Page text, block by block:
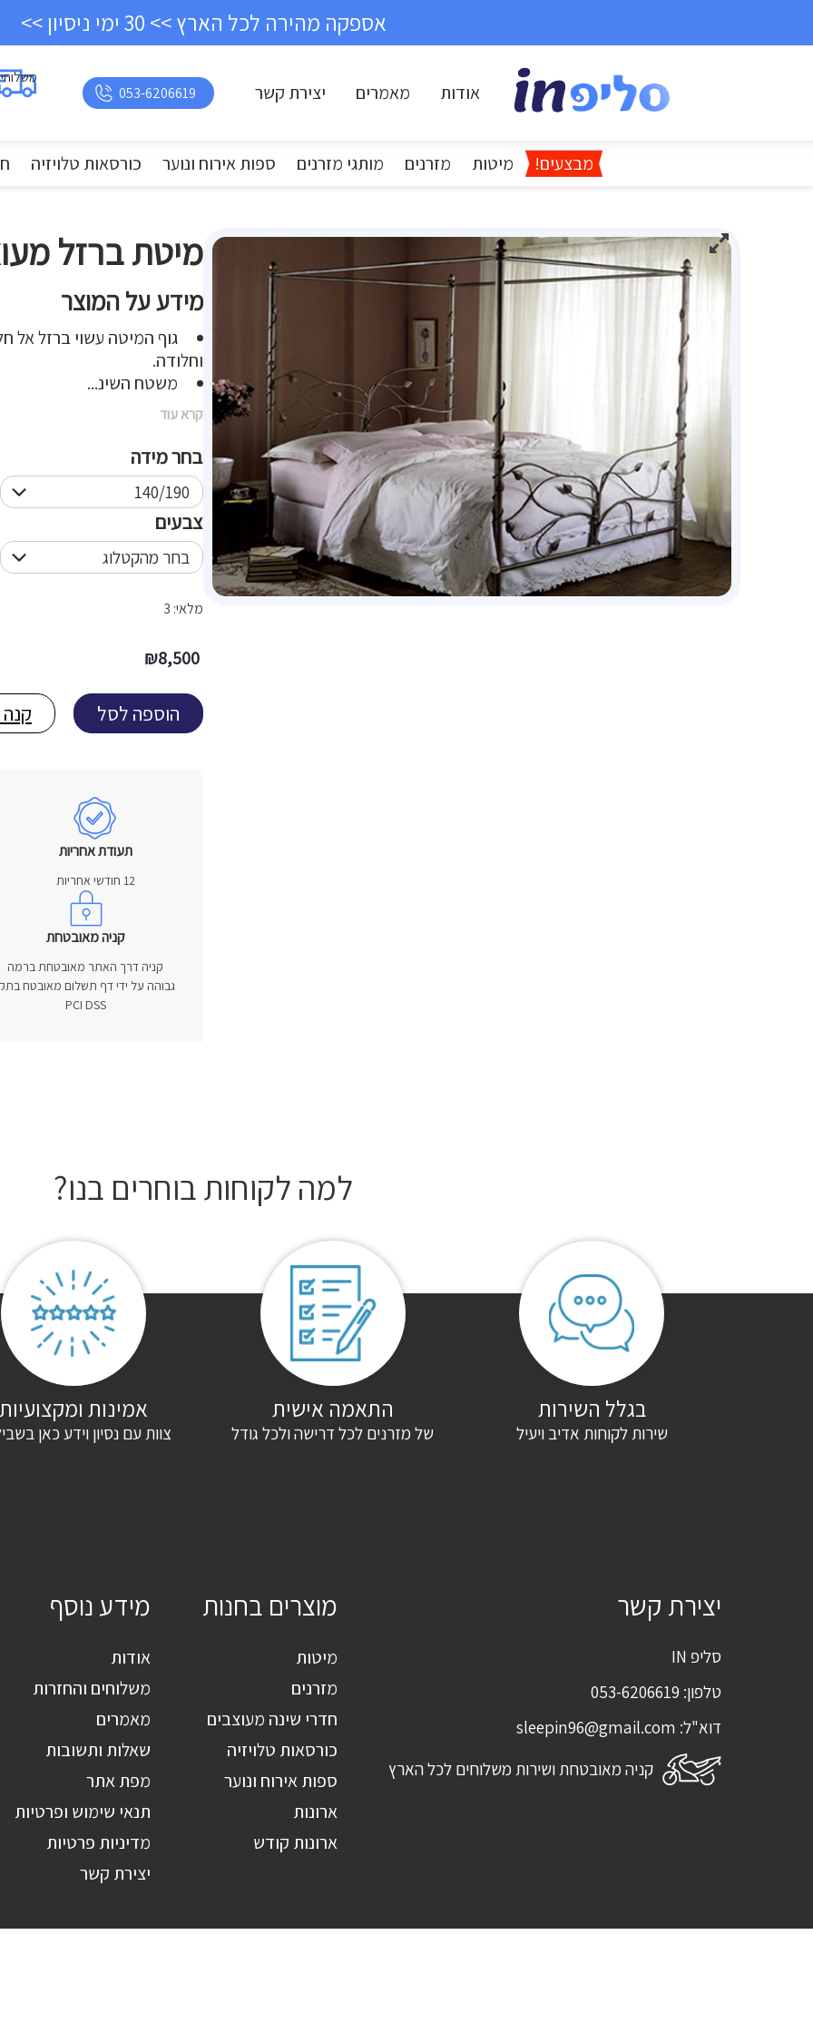
אספקה מהירה לכל הארץ >> 30 ימי ניסיון >>
אודות מאמרים יצירת קשר 053-6206619
מבצעים! מיטות מזרנים מותגי מזרנים ספות אירוח ונוער כורסאות טלויזיה
מיטת ברזל
מידע על המוצר
גוף המיטה עשוי ברזל אל
וחלודה.
משטח השינ...
קרא עוד
בחר מידה
צבעים
8,500
₪
מלאי: 3
הוספה לסל קנה
תעודת אחריות
12 חודשי אחריות
קניה מאובטחת
קניה דרך האתר מאובטחת ברמה
גבוהה על ידי דף תשלום מאובטח
PCI DSS
היה הראשון לכתוב סקירה “מיטת ברזל מעוצבת אפריון שירה”
שדות החובה מסומנים
למה לקוחות בוחרים בנו?
בגלל השירות
שירות לקוחות אדיב ויעיל
התאמה אישית
של מזרנים לכל דרישה ולכל גודל
אמינות ומקצועיות
צוות עם נסיון וידע כאן
יצירת קשר
סליפ IN
טלפון: 053-6206619
דוא"ל: sleepin96@gmail.com
קניה מאובטחת ושירות משלוחים לכל הארץ
מוצרים בחנות
מיטות
מזרנים
חדרי שינה מעוצבים
כורסאות טלויזיה
ספות אירוח ונוער
ארונות
ארונות קודש
מידע נוסף
אודות
משלוחים והחזרות
מאמרים
שאלות ותשובות
מפת אתר
תנאי שימוש ופרטיות
מדיניות פרטיות
יצירת קשר